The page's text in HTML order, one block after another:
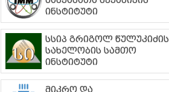
ინსტიტუტი
სსიპ გრიგოლ წულუკიძის
სახელობის სამთო
ინსტიტუტი
მიკრო და